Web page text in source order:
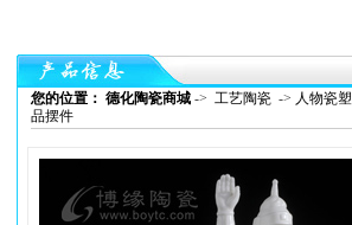
您的位置： 德化陶瓷商城 -> 工艺陶瓷 -> 人物瓷塑
品摆件